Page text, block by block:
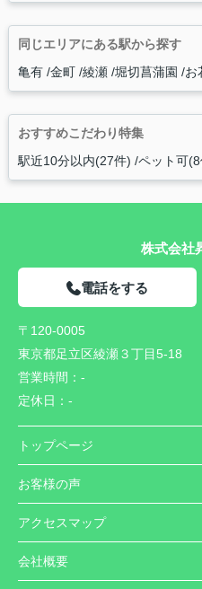
同じエリアにある駅から探す
亀有 金町 綾瀬 堀切菖蒲園 お
おすすめこだわり特集
駅近10分以内(27件) ペット可
株式会社
電話をする
〒120-0005
東京都足立区綾瀬３丁目5-18
営業時間： -
定休日： -
トップページ
お客様の声
アクセスマップ
会社概要